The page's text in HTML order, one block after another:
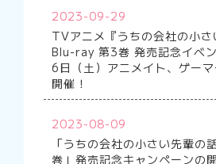
2023-09-29
TVアニメ『うちの会社の小さ
Blu-ray 第3巻 発売記念イベ
6日（土）アニメイト、ゲー
開催！
2023-08-09
「うちの会社の小さい先輩の
巻」発売記念キャンペーンの